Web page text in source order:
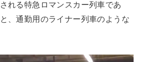
れる特急ロマンスカー列車であ
、通勤用のライナー列車のような